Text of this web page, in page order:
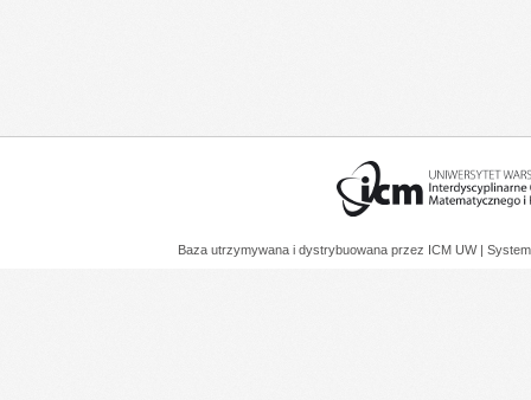
Baza utrzymywana i dystrybuowana przez ICM UW |